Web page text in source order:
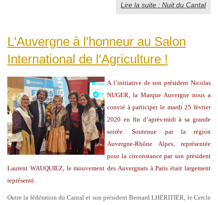
Lire la suite : Nuit du Cantal
L'Auvergne à l'honneur au Salon
International de l'Agriculture !
A l’initiative de son président Nicolas
NUGER, la Marque Auvergne nous a
convié à participer le mardi 25 février
2020 en fin d’après-midi à sa grande
soirée. Soutenue par la région
Auvergne-Rhône Alpes, représentée
pour la circonstance par son président
Laurent WAUQUIEZ, le mouvement des Auvergnats à Paris était largement
représenté.
Outre la fédération du Cantal et son président Bernard LHERITIER, le Cercle